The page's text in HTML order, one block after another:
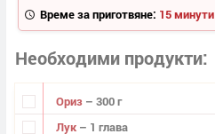
Време за приготвяне: 15 минути
Необходими продукти
Ориз – 300 г
Лук – 1 глава